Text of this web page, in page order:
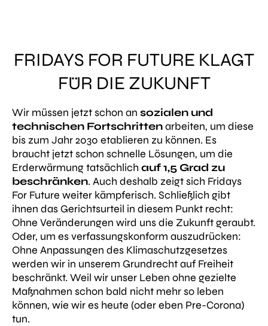
FRIDAYS FOR FUTURE KLAGT
FÜR DIE ZUKUNFT
Wir müssen jetzt schon an sozialen und
technischen Fortschrittenarbeiten, um diese
bis zum Jahr 2030 etablieren zu können. Es
braucht jetzt schon schnelle Lösungen, um die
Erderwärmung tatsächlich auf 1,5 Grad zu
beschränken. Auch deshalb zeigt sich Fridays
For Future weiter kämpferisch. Schließlich gibt
ihnen das Gerichtsurteil in diesem Punkt recht:
Ohne Veränderungen wird uns die Zukunft geraubt.
Oder, um es verfassungskonform auszudrücken:
Ohne Anpassungen des Klimaschutzgesetzes
werden wir in unserem Grundrecht auf Freiheit
beschränkt. Weil wir unser Leben ohne gezielte
Maßnahmen schon bald nicht mehr so leben
können, wie wir es heute (oder eben Pre-Corona)
tun.